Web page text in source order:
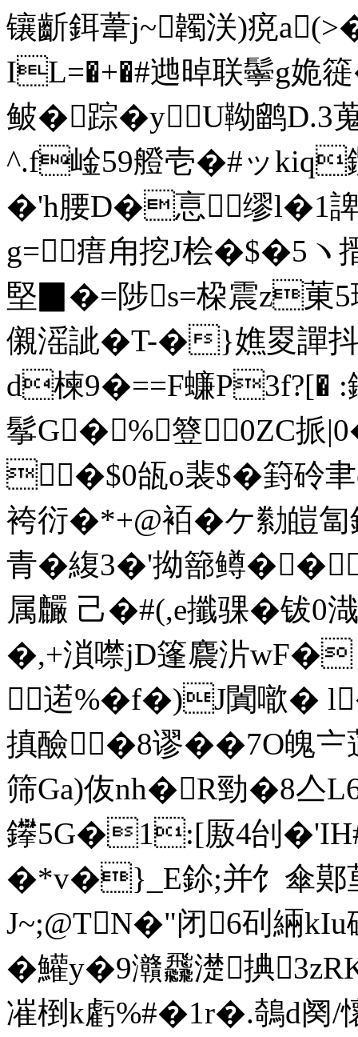
镶齗鉺葦j~韣浂)痥
IL=�+�#逇晫联鬡g
鲏�踪� yU靿鹠D.3
^.f崯59艠壱�#ッkiq
�'h腰D�悥缪l�1
g=瘄甪挖J桧�$�5ヽ
堅▉�=陟s=桗震z菄5
儭滛訿�T-�}嫶畟譂
d楝9�==F蠊P3f?[�
鬇G�%簦⒛0ZC挀
�$0瓵o裴$�篈砱
袴 衍�*+@袹�ケ勬
青�緮3�'拗篰鳟��
属麣 己�#(,e攕骒�钹0
�,+溑噤jD篷麎沜wF�
逽%�f�)J闐噷
搷醶�8谬��7O魄〧
筛Ga)伖nh�R勁�8亼
鑻5G�1:[厫4刣�'
�*v�}_E鉩;并饣傘鄚
J~;@TN�"闭6矵緉
�鱹y�9灨飝濋捵3zRK
凗椡k虧%#�1r�.鵸d阕/